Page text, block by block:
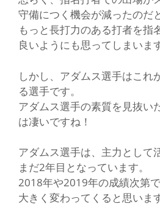
守備につく機会が減ったのだ
もっと長打力のある打者を指
良いようにも思ってしまいま
しかし、アダムス選手はこれ
る選手です。
アダムス選手の素質を見抜い
は凄いですね！
アダムス選手は、主力として
まだ2年目となっています。
2018年や2019年の成績次第
大きく変わってくると思います